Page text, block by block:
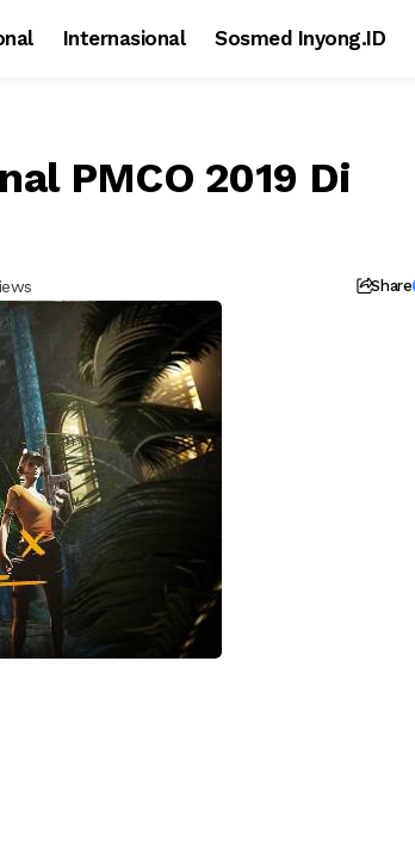
Internasional Sosmed Inyong.ID
PMCO 2019 Di
Share